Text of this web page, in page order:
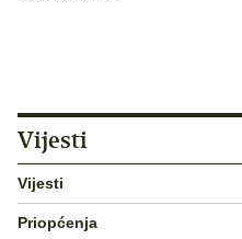
Vijesti
Vijesti
Priopćenja